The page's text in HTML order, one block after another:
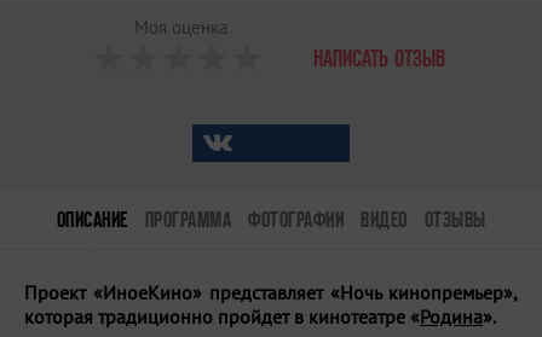
Моя оценка
НАПИСАТЬ ОТЗЫВ
ОПИСАНИЕ ПРОГРАММА ФОТОГРАФИИ ВИДЕО ОТЗЫВЫ
Проект «ИноеКино» представляет «Ночь кинопремьер»,
которая традиционно пройдет в кинотеатре «Родина».